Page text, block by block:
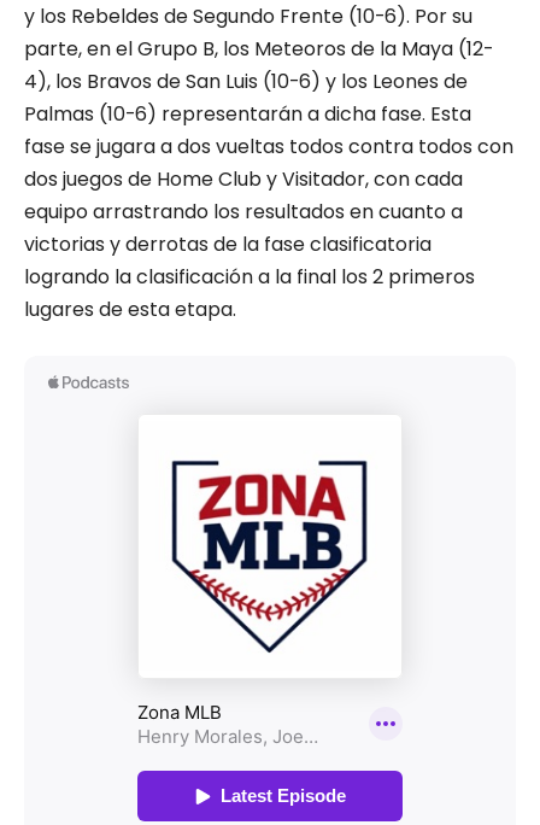
y los Rebeldes de Segundo Frente (10-6). Por su
parte, en el Grupo B, los Meteoros de la Maya (12-
4), los Bravos de San Luis (10-6) y los Leones de
Palmas (10-6) representarán a dicha fase. Esta
fase se jugara a dos vueltas todos contra todos con
dos juegos de Home Club y Visitador, con cada
equipo arrastrando los resultados en cuanto a
victorias y derrotas de la fase clasificatoria
logrando la clasificación a la final los 2 primeros
lugares de esta etapa.